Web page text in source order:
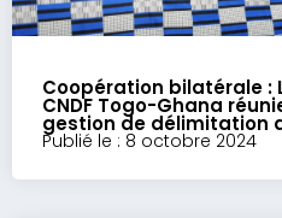
Coopération bilatérale :
CNDF Togo-Ghana
gestion de délimitation
Publié le : 8 octobre 2024